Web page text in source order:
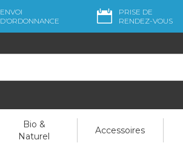
ENVOI
D’ORDONNANCE
PRISE DE
RENDEZ-VOUS
Bio &
Naturel
Accessoires